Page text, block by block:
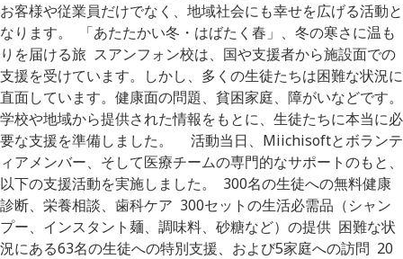
お客様や従業員だけでなく、地域社会にも幸せを広げる活動と
なります。 「あたたかい冬・はばたく春」、冬の寒さに温も
りを届ける旅 スアンフォン校は、国や支援者から施設面での
支援を受けています。しかし、多くの生徒たちは困難な状況に
直面しています。健康面の問題、貧困家庭、障がいなどです。
学校や地域から提供された情報をもとに、生徒たちに本当に必
要な支援を準備しました。 活動当日、Miichisoftとボランテ
ィアメンバー、そして医療チームの専門的なサポートのもと、
以下の支援活動を実施しました。 300名の生徒への無料健康
診断、栄養相談、歯科ケア 300セットの生活必需品（シャン
プー、インスタント麺、調味料、砂糖など）の提供 困難な状
況にある63名の生徒への特別支援、および5家庭への訪問 20